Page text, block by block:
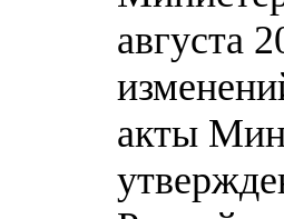
августа
акты